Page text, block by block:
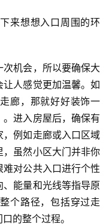
来想想入口周围的环
机会，所以要确保大
人感觉更加温馨。如
廊，那就好好装饰一
进入房屋后，确保有
例如走廊或入口区域
，虽然小区大门并非你
对公共入口进行个性
能量和光线等指导原
个路径，包括穿过走
的整个过程。